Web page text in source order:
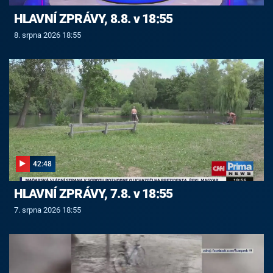
HLAVNÍ ZPRÁVY, 8.8. v 18:55
8. srpna 2026 18:55
42:48
HLAVNÍ ZPRÁVY, 7.8. v 18:55
7. srpna 2026 18:55